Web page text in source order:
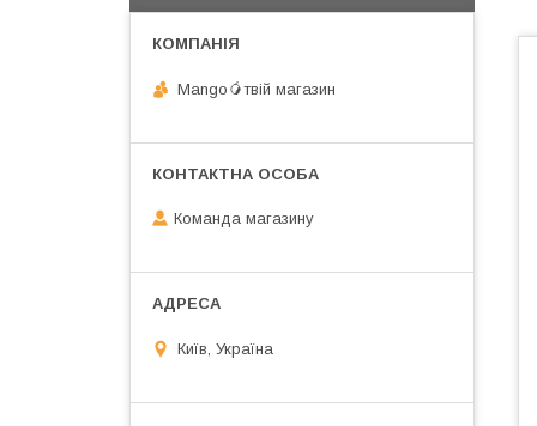
Mango🥭твій магазин
Команда магазину
Київ, Україна